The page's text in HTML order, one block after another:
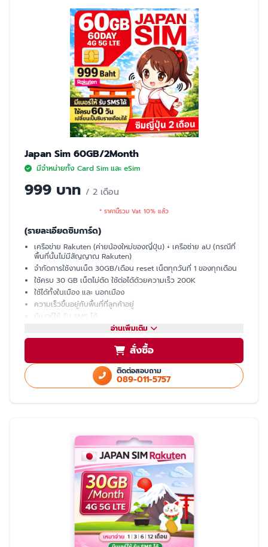
Japan Sim 60GB/2Month
มีจำหน่ายทั้ง Card Sim และ eSim
999 บาท / 2 เดือน
* ราคานี้รวม Vat 10% แล้ว
(รายละเอียดซิมการ์ด)
เครือข่าย Rakuten (ค่ายน้องใหม่ของญี่ปุ่น) + เครือช่าย aU (กรณีที่
พื้นที่นั้นไม่มีสัญญาณ Rakuten)
จำกัดการใช้งานเน็ต 30GB/เดือน reset เน็ตทุกวันที่ 1 ของทุกเดือน
ใช้ครบ 30 GB เน็ตไม่ตัด ใช้ต่อได้ด้วยความเร็ว 200K
ใช้ได้ทั้งในเมือง และ นอกเมือง
ความเร็วขึ้นอยู่กับพื้นที่ที่ลูกค้าอยู่
มีเบอร์ให้ รับ SMS ได้
โทรเข้า-ออก ไม่ได้ ต้องโทรผ่าน LINE
แชร์ hotspot ไม่ได้
บริการหลังการขายโดย ทีมงานคนไทย
อ่านเพิ่มเติม
สั่งซื้อ
ติดต่อสอบถาม
089-011-5757